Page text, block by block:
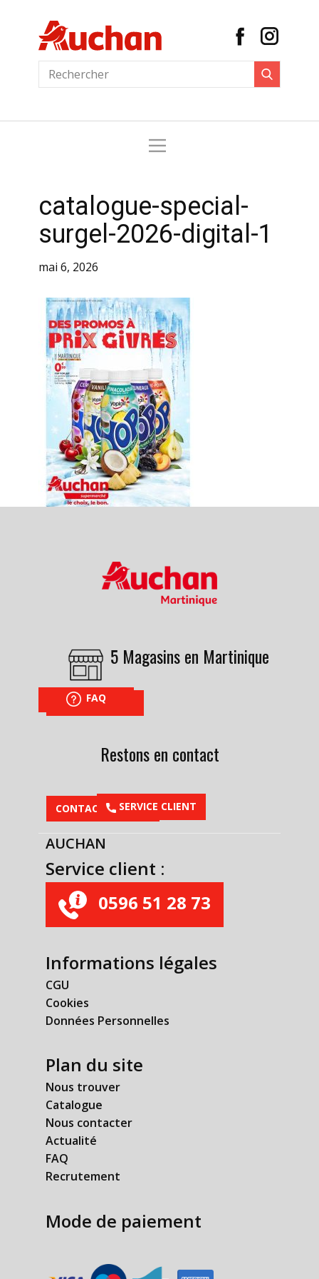
catalogue-special-
surgel-2026-digital-1
mai 6, 2026
5 Magasins en Martinique
NOUS TROUVER
FAQ
Restons en contact
CONTACTEZ-NOUS​SERVICE CLIENT
AUCHAN
Service client :
0596 51 28 73
Informations légales
CGU
Cookies
Données Personnelles
Plan du site
Nous trouver
Catalogue
Nous contacter
Actualité
FAQ
Recrutement
Mode de paiement